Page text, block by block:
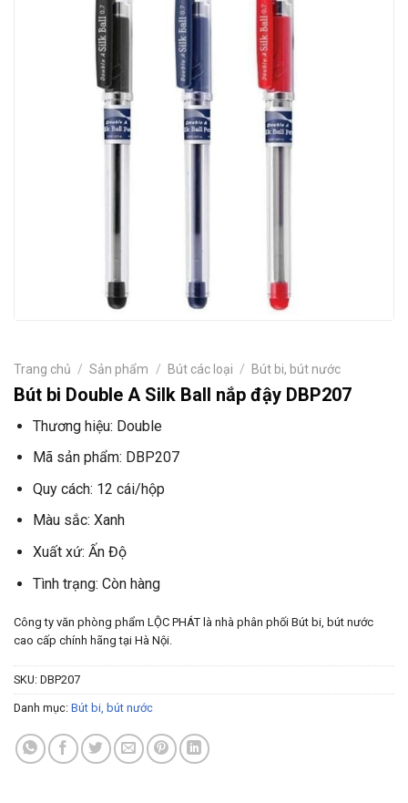
Trang chủ / Sản phẩm / Bút các loại / Bút bi, bút nước
Bút bi Double A Silk Ball nắp đậy DBP207
Thương hiệu: Double
Mã sản phẩm: DBP207
Quy cách: 12 cái/hộp
Màu sắc: Xanh
Xuất xứ: Ấn Độ
Tình trạng: Còn hàng
Công ty văn phòng phẩm LỘC PHÁT là nhà phân phối Bút bi, bút nước
cao cấp chính hãng tại Hà Nội.
SKU: DBP207
Danh mục: Bút bi, bút nước